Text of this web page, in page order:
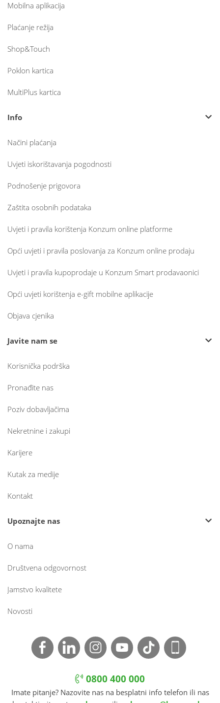
Mobilna aplikacija
Plaćanje režija
Shop&Touch
Poklon kartica
MultiPlus kartica
Info
Načini plaćanja
Uvjeti iskorištavanja pogodnosti
Podnošenje prigovora
Zaštita osobnih podataka
Uvjeti i pravila korištenja Konzum online platforme
Opći uvjeti i pravila poslovanja za Konzum online prodaju
Uvjeti i pravila kupoprodaje u Konzum Smart prodavaonici
Opći uvjeti korištenja e-gift mobilne aplikacije
Objava cjenika
Javite nam se
Korisnička podrška
Pronađite nas
Poziv dobavljačima
Nekretnine i zakupi
Karijere
Kutak za medije
Kontakt
Upoznajte nas
O nama
Društvena odgovornost
Jamstvo kvalitete
Novosti
0800 400 000
Imate pitanje? Nazovite nas na besplatni info telefon ili nas